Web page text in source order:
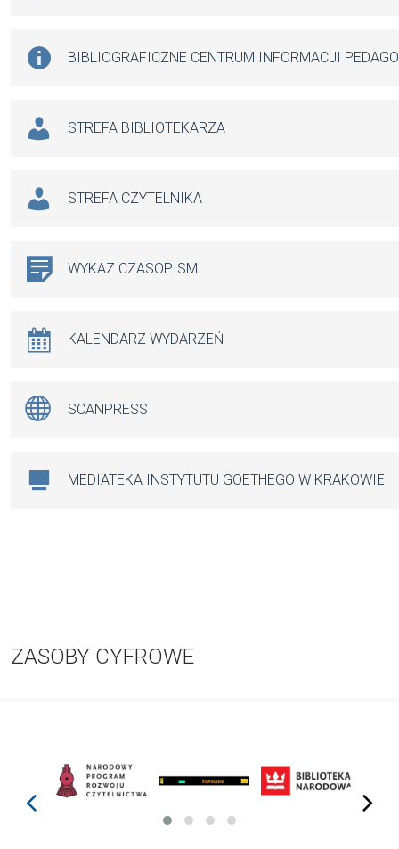
BIBLIOGRAFICZNE CENTRUM INFORMACJI
STREFA BIBLIOTEKARZA
STREFA CZYTELNIKA
WYKAZ CZASOPISM
KALENDARZ WYDARZEŃ
SCANPRESS
MEDIATEKA INSTYTUTU GOETHEGO W KRAKOWIE
ZASOBY CYFROWE
prev next